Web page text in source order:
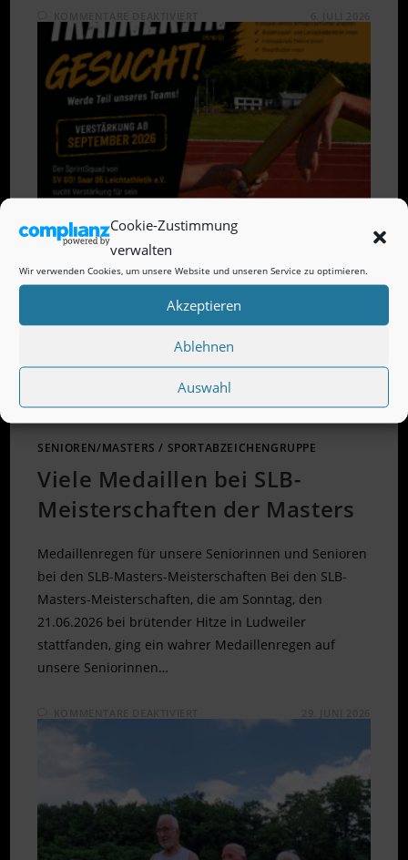
Cookie-Zustimmung
verwalten
Wir verwenden Cookies, um unsere Website und unseren Service zu optimieren.
Akzeptieren
Ablehnen
Auswahl
TRAINERTEAM
SPRINTSQUAD
SUCHT
VERSTÄRKUNG
SENIOREN/MASTERS / SPORTABZEICHENGRUPPE
Viele Medaillen bei SLB-
Meisterschaften der Masters
Medaillenregen für unsere Seniorinnen und Senioren
bei den SLB-Masters-Meisterschaften Bei den SLB-
Masters-Meisterschaften, die am Sonntag, den
21.06.2026 bei brütender Hitze in Ludweiler
stattfanden, ging ein wahrer Medaillenregen auf
unsere Seniorinnen…
VIELE
MEISTERSCHAFTEN
DER
MASTERS